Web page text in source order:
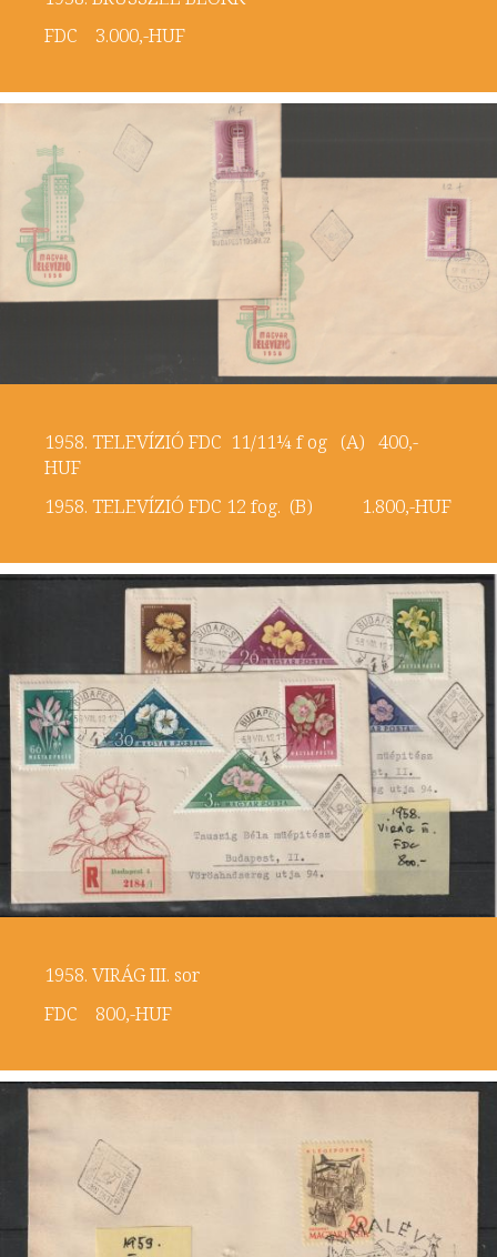
FDC 3.000,-HUF
1958. TELEVÍZIÓ FDC 11/11¼ f og (A) 400,-
HUF
1958. TELEVÍZIÓ FDC 12 fog. (B) 1.800,-HUF
1958. VIRÁG III. sor
FDC 800,-HUF